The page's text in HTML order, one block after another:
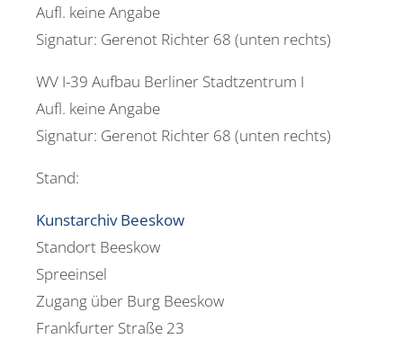
Aufl. keine Angabe
Signatur: Gerenot Richter 68 (unten rechts)
WV I-39 Aufbau Berliner Stadtzentrum I
Aufl. keine Angabe
Signatur: Gerenot Richter 68 (unten rechts)
Stand:
Kunstarchiv Beeskow
Standort Beeskow
Spreeinsel
Zugang über Burg Beeskow
Frankfurter Straße 23